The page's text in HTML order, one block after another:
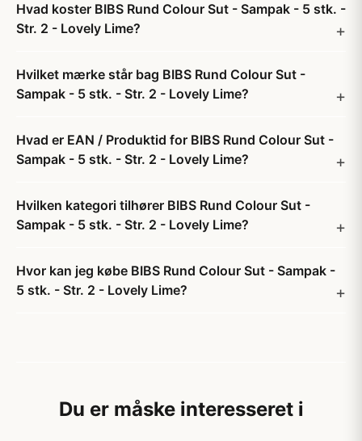
Hvad koster BIBS Rund Colour Sut - Sampak - 5 stk. -
Str. 2 - Lovely Lime?
Hvilket mærke står bag BIBS Rund Colour Sut -
Sampak - 5 stk. - Str. 2 - Lovely Lime?
Hvad er EAN / Produktid for BIBS Rund Colour Sut -
Sampak - 5 stk. - Str. 2 - Lovely Lime?
Hvilken kategori tilhører BIBS Rund Colour Sut -
Sampak - 5 stk. - Str. 2 - Lovely Lime?
Hvor kan jeg købe BIBS Rund Colour Sut - Sampak -
5 stk. - Str. 2 - Lovely Lime?
Du er måske interesseret i